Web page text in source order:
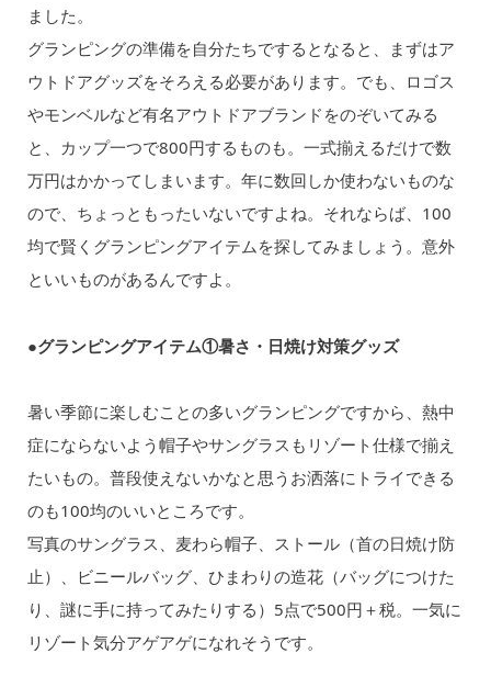
ました。
グランピングの準備を自分たちでするとなると、まずはア
ウトドアグッズをそろえる必要があります。でも、ロゴス
やモンベルなど有名アウトドアブランドをのぞいてみる
と、カップ一つで800円するものも。一式揃えるだけで数
万円はかかってしまいます。年に数回しか使わないものな
ので、ちょっともったいないですよね。それならば、100
均で賢くグランピングアイテムを探してみましょう。意外
といいものがあるんですよ。
●グランピングアイテム①暑さ・日焼け対策グッズ
暑い季節に楽しむことの多いグランピングですから、熱中
症にならないよう帽子やサングラスもリゾート仕様で揃え
たいもの。普段使えないかなと思うお洒落にトライできる
のも100均のいいところです。
写真のサングラス、麦わら帽子、ストール（首の日焼け防
止）、ビニールバッグ、ひまわりの造花（バッグにつけた
り、謎に手に持ってみたりする）5点で500円＋税。一気に
リゾート気分アゲアゲになれそうです。